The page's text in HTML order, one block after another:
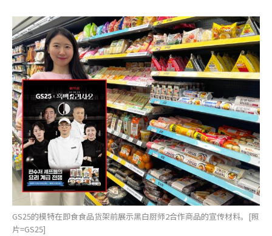
GS25的模特在即食食品货架前展示黑白厨师2合作商品的宣传材料。[照
片=GS25]